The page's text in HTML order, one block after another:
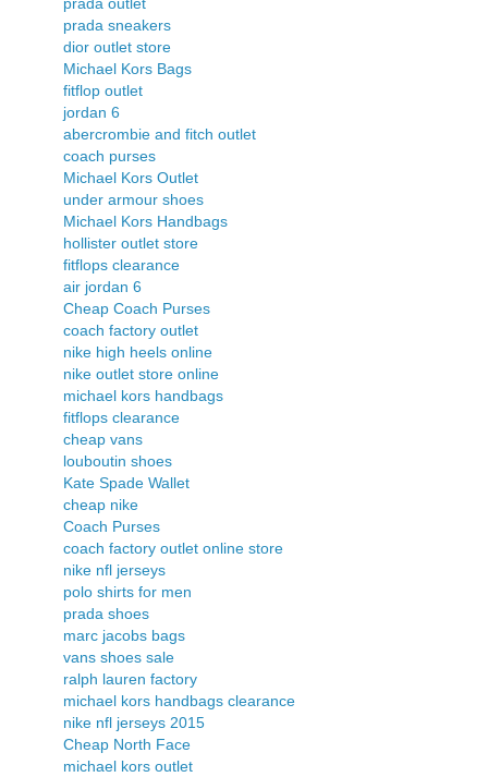
prada sneakers
dior outlet store
Michael Kors Bags
fitflop outlet
jordan 6
abercrombie and fitch outlet
coach purses
Michael Kors Outlet
under armour shoes
Michael Kors Handbags
hollister outlet store
fitflops clearance
air jordan 6
Cheap Coach Purses
coach factory outlet
nike high heels online
nike outlet store online
michael kors handbags
fitflops clearance
cheap vans
louboutin shoes
Kate Spade Wallet
cheap nike
Coach Purses
coach factory outlet online store
nike nfl jerseys
polo shirts for men
prada shoes
marc jacobs bags
vans shoes sale
ralph lauren factory
michael kors handbags clearance
nike nfl jerseys 2015
Cheap North Face
michael kors outlet